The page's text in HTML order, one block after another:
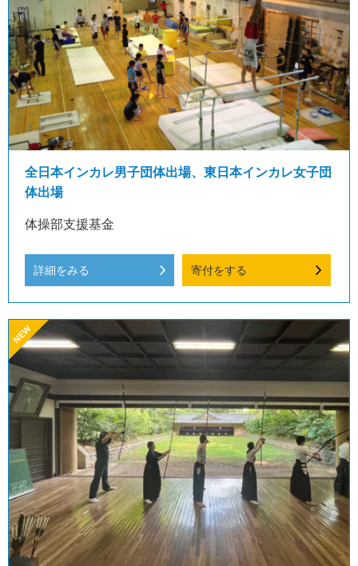
全日本インカレ男子団体出場、東日本インカレ女子団
体出場
体操部支援基金
詳細をみる 寄付をする